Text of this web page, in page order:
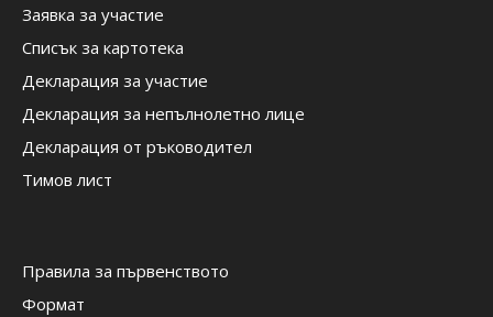
Заявка за участие
Списък за картотека
Декларация за участие
Декларация за непълнолетно лице
Декларация от ръководител
Тимов лист
Правила за първенството
Формат